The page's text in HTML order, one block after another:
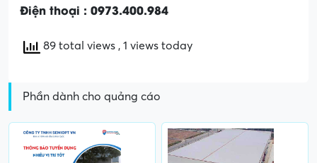
Điện thoại : 0973.400.984
89 total views , 1 views today
Phần dành cho quảng cáo